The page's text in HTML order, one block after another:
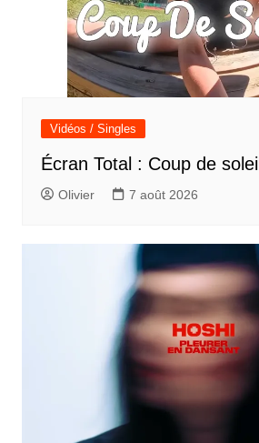
Vidéos / Singles
Écran Total : Coup de soleil
Olivier 7 août 2026